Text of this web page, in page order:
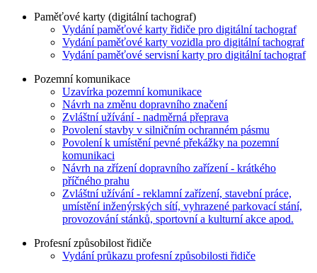
Paměťové karty (digitální tachograf)
Vydání paměťové karty řidiče pro digitální tachograf
Vydání paměťové karty vozidla pro digitální tachograf
Vydání paměťové servisní karty pro digitální tachograf
Pozemní komunikace
Uzavírka pozemní komunikace
Návrh na změnu dopravního značení
Zvláštní užívání - nadměrná přeprava
Povolení stavby v silničním ochranném pásmu
Povolení k umístění pevné překážky na pozemní
komunikaci
Návrh na zřízení dopravního zařízení - krátkého
příčného prahu
Zvláštní užívání - reklamní zařízení, stavební práce,
umístění inženýrských sítí, vyhrazené parkovací stání,
provozování stánků, sportovní a kulturní akce apod.
Profesní způsobilost řidiče
Vydání průkazu profesní způsobilosti řidiče